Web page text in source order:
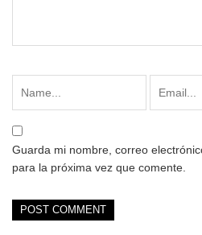
Guarda mi nombre, correo
para la próxima vez que comente.